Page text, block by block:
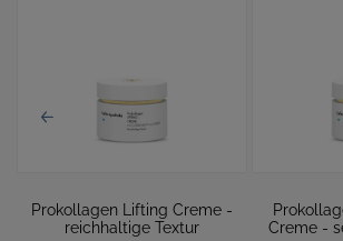
Prokollagen Lifting Creme -
reichhaltige Textur
Creme -